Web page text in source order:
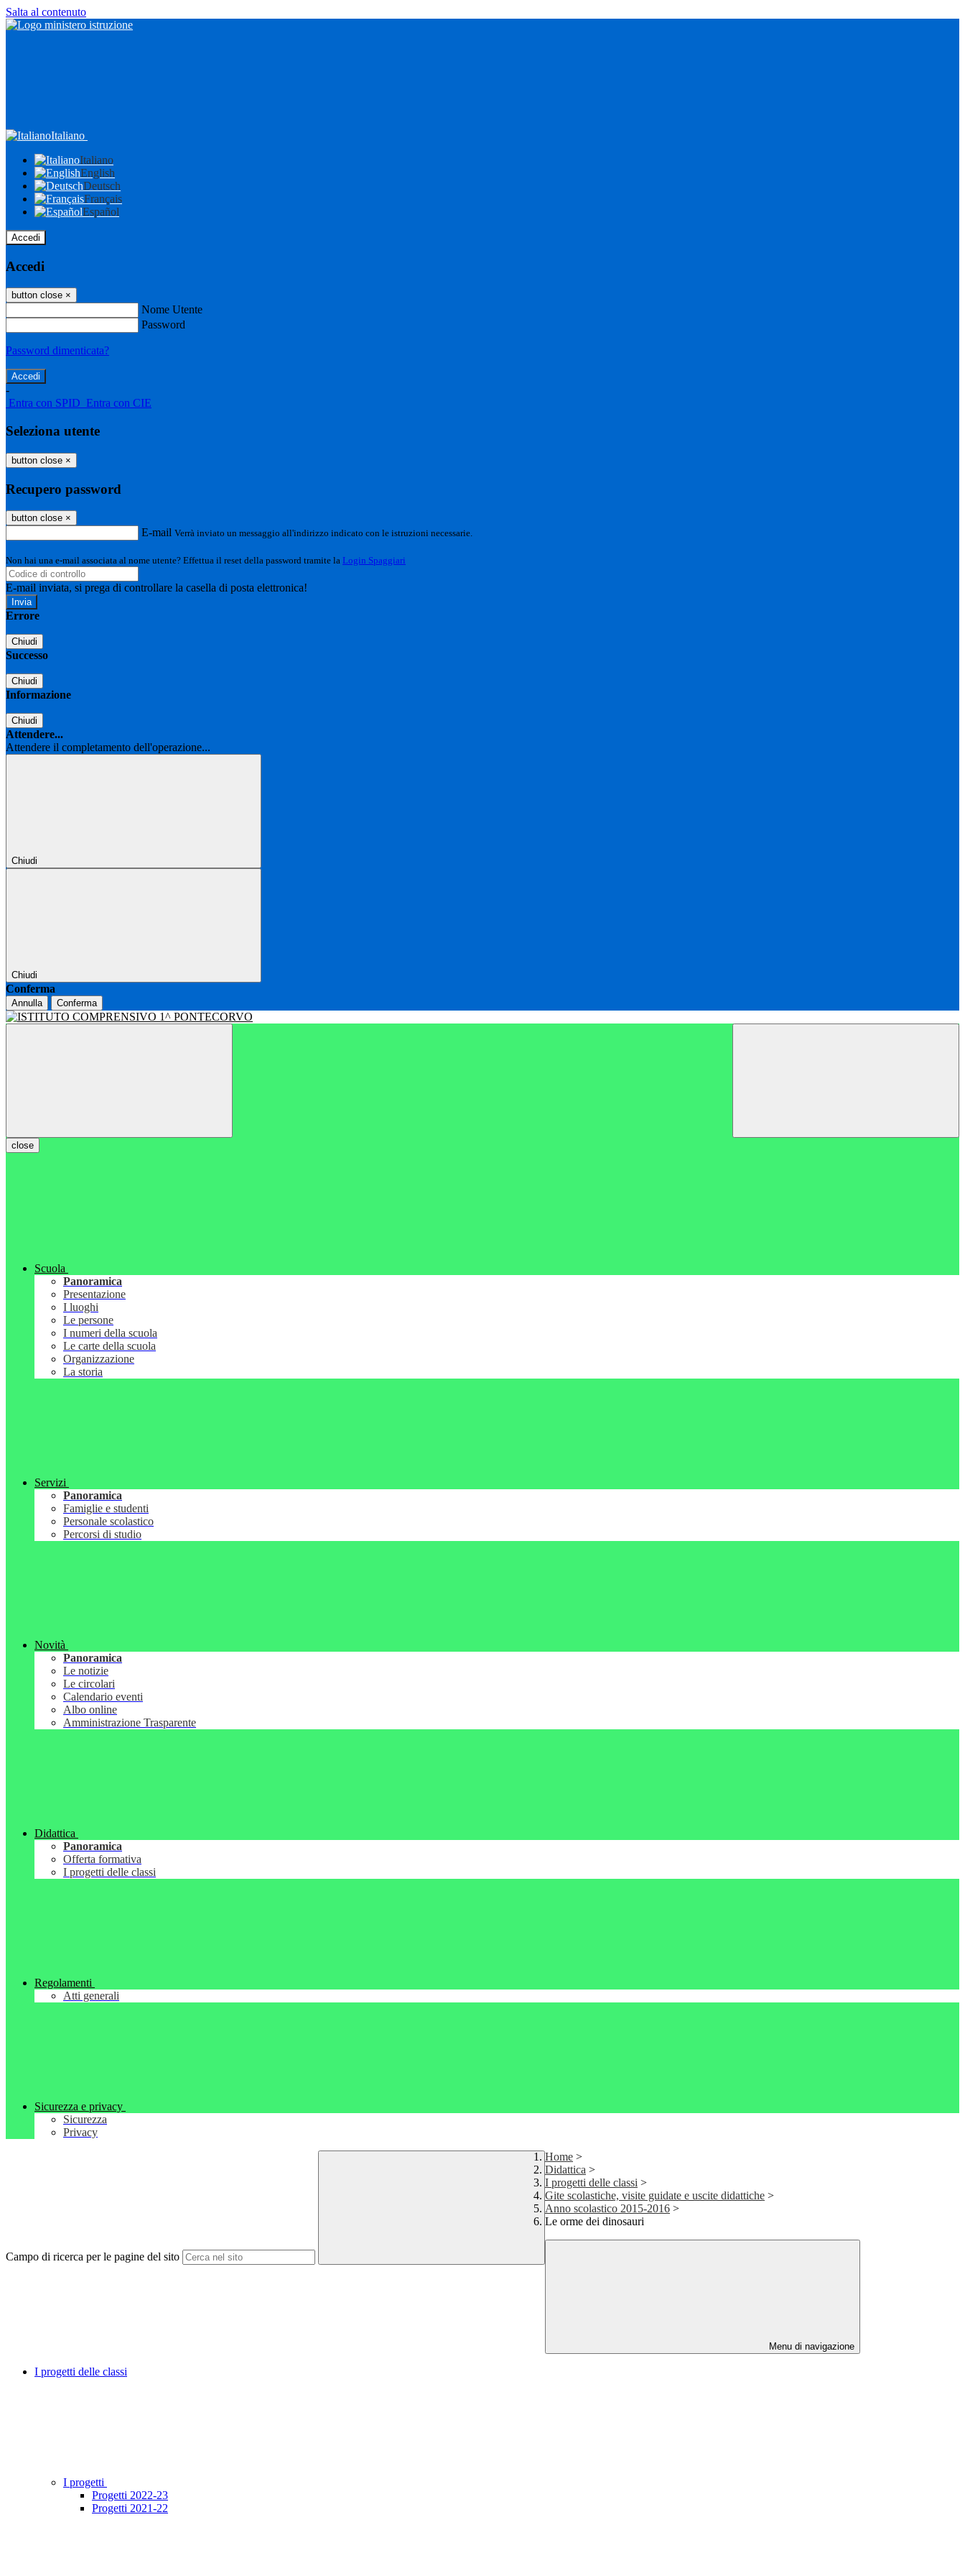
Salta al contenuto
Italiano
Italiano
English
Deutsch
Français
Español
Accedi
Accedi
button close ×
Nome Utente
Password
Password dimenticata?
-
Entra con SPID Entra con CIE
Seleziona utente
button close ×
Recupero password
button close ×
E-mail Verrà inviato un messaggio all'indirizzo indicato con le istruzioni necessarie.
Non hai una e-mail associata al nome utente? Effettua il reset della password tramite la Login Spaggiari
E-mail inviata, si prega di controllare la casella di posta elettronica!
Errore
Chiudi
Successo
Chiudi
Informazione
Chiudi
Attendere...
Attendere il completamento dell'operazione...
Chiudi
Chiudi
Conferma
Annulla Conferma
close
Scuola
Panoramica
Presentazione
I luoghi
Le persone
I numeri della scuola
Le carte della scuola
Organizzazione
La storia
Servizi
Panoramica
Famiglie e studenti
Personale scolastico
Percorsi di studio
Novità
Panoramica
Le notizie
Le circolari
Calendario eventi
Albo online
Amministrazione Trasparente
Didattica
Panoramica
Offerta formativa
I progetti delle classi
Regolamenti
Atti generali
Sicurezza e privacy
Sicurezza
Privacy
Campo di ricerca per le pagine del sito
Home >
Didattica >
I progetti delle classi >
Gite scolastiche, visite guidate e uscite didattiche >
Anno scolastico 2015-2016 >
Le orme dei dinosauri
Menu di navigazione
I progetti delle classi
I progetti
Progetti 2022-23
Progetti 2021-22